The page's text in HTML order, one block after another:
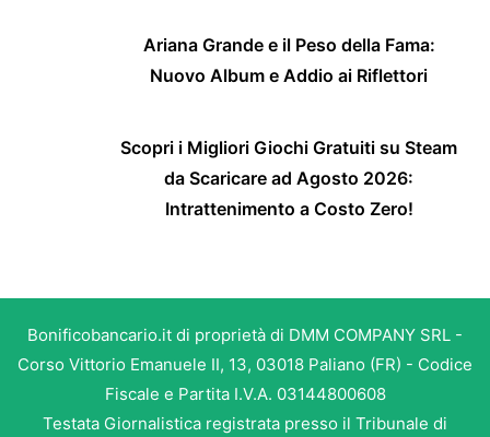
Ariana Grande e il Peso della Fama:
Nuovo Album e Addio ai Riflettori
Scopri i Migliori Giochi Gratuiti su Steam
da Scaricare ad Agosto 2026:
Intrattenimento a Costo Zero!
Bonificobancario.it di proprietà di DMM COMPANY SRL -
Corso Vittorio Emanuele II, 13, 03018 Paliano (FR) - Codice
Fiscale e Partita I.V.A. 03144800608
Testata Giornalistica registrata presso il Tribunale di